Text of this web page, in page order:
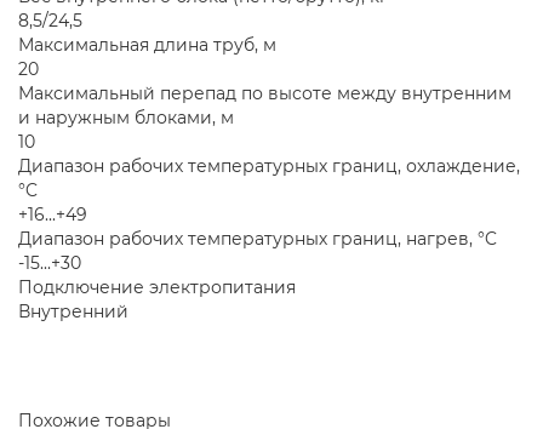
8,5/24,5
Максимальная длина труб, м
20
Максимальный перепад по высоте между внутренним
и наружным блоками, м
10
Диапазон рабочих температурных границ, охлаждение,
°C
+16...+49
Диапазон рабочих температурных границ, нагрев, °C
-15...+30
Подключение электропитания
Внутренний
Похожие товары